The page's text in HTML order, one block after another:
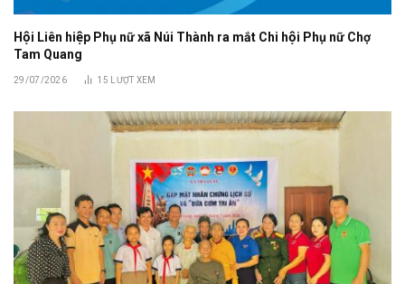
Hội Liên hiệp Phụ nữ xã Núi Thành ra mắt Chi hội Phụ nữ Chợ
Tam Quang
29/07/2026 15 LƯỢT XEM